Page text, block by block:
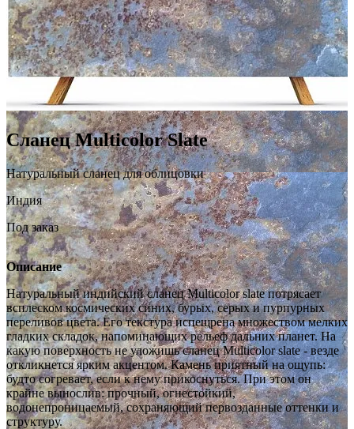
Сланец Multicolor Slate
Натуральный сланец для облицовки
Индия
Под заказ
Описание
Натуральный индийский сланец Multicolor slate потрясает
всплеском космических синих, бурых, серых и пурпурных
переливов цвета. Его текстура испещрена множеством мелких
гладких складок, напоминающих рельеф дальних планет. На
какую поверхность не уложишь сланец Multicolor slate - везде
откликнется ярким акцентом. Камень приятный на ощупь:
будто согревает, если к нему прикоснуться. При этом он
крайне вынослив: прочный, огнестойкий,
водонепроницаемый, сохраняющий первозданные оттенки и
структуру.